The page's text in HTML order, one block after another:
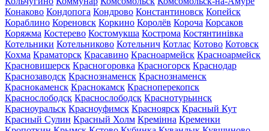
Конаково Кондопога Кондрово Константиновск Копейск
Кораблино Кореновск Коркино Королёв Короча Корсаков
Коряжма Костерево Костомукша Кострома Костянтинівка
Котельники Котельниково Котельнич Котлас Котово Котовск
Кохма Краматорск Красавино Красноармейск Красноармейск
Красновишерск Красногоровка Красногорск Краснодар
Краснозаводск Краснознаменск Краснознаменск
Краснокаменск Краснокамск Красноперекопск
Краснослободск Краснослободск Краснотурьинск
Красноуральск Красноуфимск Красноярск Красный Кут
Красный Сулин Красный Холм Кремінна Кременки